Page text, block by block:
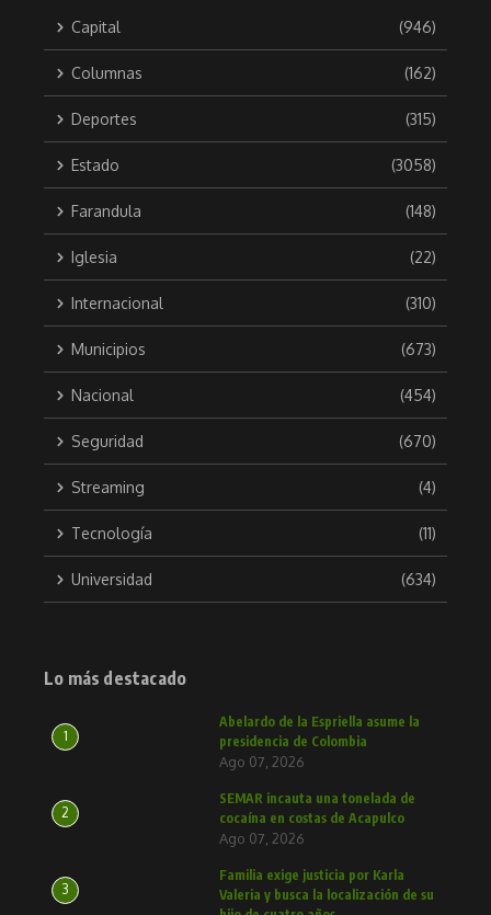
Capital (946)
Columnas (162)
Deportes (315)
Estado (3058)
Farandula (148)
Iglesia (22)
Internacional (310)
Municipios (673)
Nacional (454)
Seguridad (670)
Streaming (4)
Tecnología (11)
Universidad (634)
Lo más destacado
1
Abelardo de la Espriella asume la
presidencia de Colombia
Ago 07, 2026
2
SEMAR incauta una tonelada de
cocaína en costas de Acapulco
Ago 07, 2026
3
Familia exige justicia por Karla
Valeria y busca la localización de su